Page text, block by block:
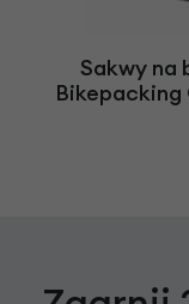
Sakwy na
Bikepacking